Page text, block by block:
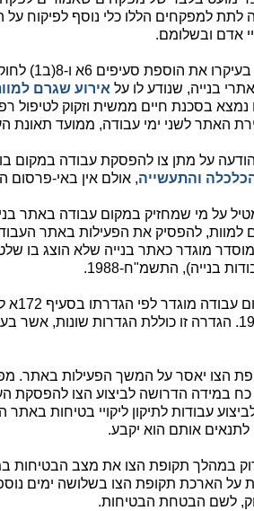
זה לתת למפקחים הללו כלי נוסף לפיקוח
אדם ובשלומם.
בנייה, שנודע לו על אירוע שגרם
נמצא בסכנת חיים ממשית וזקוק לטיפול
האתר לשני ימי עבודה, ממועד תאונת
על מתן צו להפסקת עבודה במקום
והתעשייה, אולם אין באי-פרסום
על מי שמחזיק במקום עבודה באתר
למוות, להפסיק את הפעילות באתר
בנייה), התשמ"ח-1988.
התש"ל–1970. הגדרה זו כוללת הגדרות
הצו יאסר על המשך הפעילות באתר.
כח במידה הדרושה לביצוע הצו להפסקת
עבודות לתיקון ליקויי בטיחות
לתנאים אותם הוא יקבע.
במהלך תקופת הצו את מצב הבטיחות
על הארכת תקופת הצו בשלושה ימים